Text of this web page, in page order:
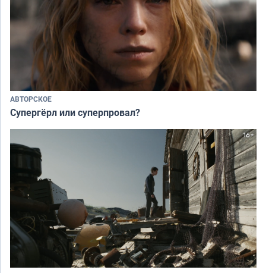
АВТОРСКОЕ
Супергёрл или суперпровал?